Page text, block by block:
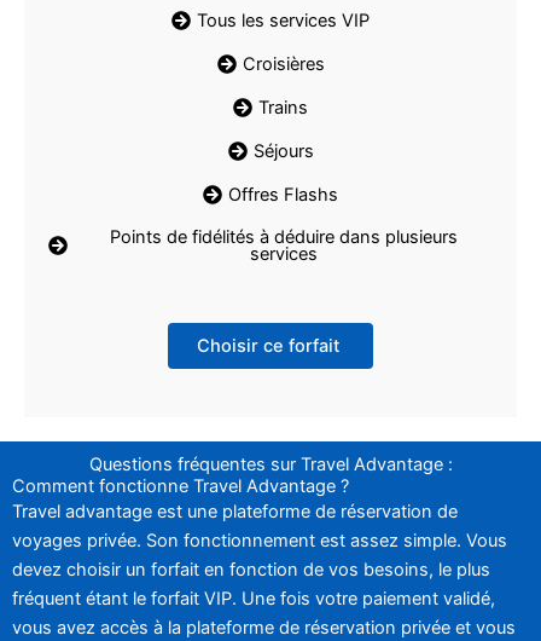
Tous les services VIP
Croisières
Trains
Séjours
Offres Flashs
Points de fidélités à déduire dans plusieurs
services
Choisir ce forfait
Questions fréquentes sur Travel Advantage :
Comment fonctionne Travel Advantage ?
Travel advantage est une plateforme de réservation de
voyages privée. Son fonctionnement est assez simple. Vous
devez choisir un forfait en fonction de vos besoins, le plus
fréquent étant le forfait VIP. Une fois votre paiement validé,
vous avez accès à la plateforme de réservation privée et vous